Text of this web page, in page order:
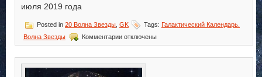
июля 2019 года
Posted in 20 Волна Звезды GK Tags: Галактический Календарь.
Волна Звезды
Комментариик
записи
Календарь.
Волна
отключены